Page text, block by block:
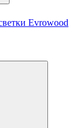
Evrowood